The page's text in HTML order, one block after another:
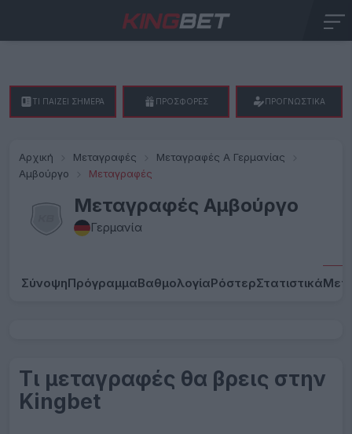
Αρχική Μεταγραφές
Μεταγραφές Α Γερμανίας
Αμβούργο
Μεταγραφές
Μεταγραφές Αμβούργο
Γερμανία
ΣύνοψηΠρόγραμμαΒαθμολογίαΡόστερΣτατιστικά
Τι μεταγραφές θα βρεις στην
Kingbet
ΤΙ ΠΑΙΖΕΙ ΣΗΜΕΡΑ ΠΡΟΣΦΟΡΕΣ ΠΡΟΓΝΩΣΤΙΚΑ